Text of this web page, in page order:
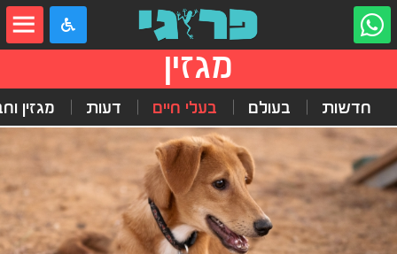
מגזין
חדשות בעולם בעלי חיים דעות מגזין